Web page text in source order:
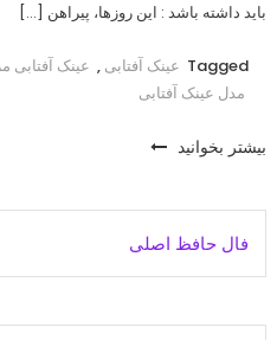
باید داشته باشد : این روزها، پیراهن […]
Tagged عینک آفتابی , عینک آفتابی
مدل عینک آفتابی
بیشتر بخوانید
فال حافظ اصلی